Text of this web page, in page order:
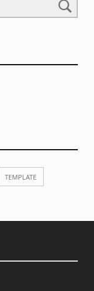
TEMPLATE